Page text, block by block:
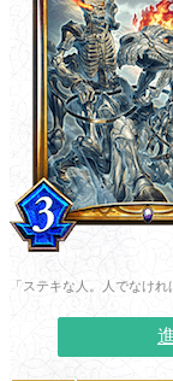
「ステキな人。人でなけ